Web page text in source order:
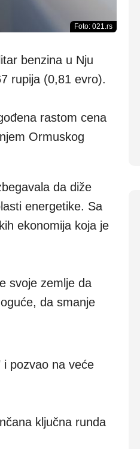
Foto: 021.rs
benzina u Nju
rupija (0,81 evro).
rastom cena
Ormuskog
da diže
energetike. Sa
ekonomija koja je
svoje zemlje da
da smanje
pozvao na veće
ključna runda